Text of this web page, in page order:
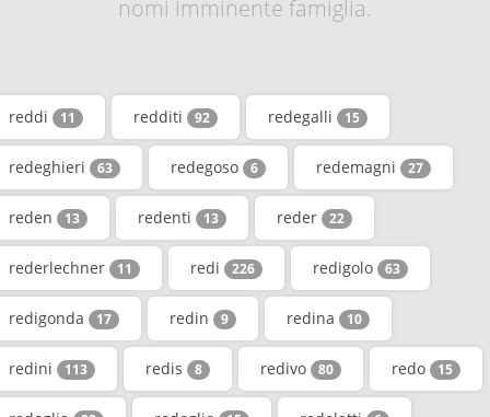
nomi imminente famiglia.
reddi 11 redditi 92 redegalli 15
redeghieri 63 redegoso 6 redemagni 27
reden 13 redenti 13 reder 22
rederlechner 11 redi 226 redigolo 63
redigonda 17 redin 9 redina 10
redini 113 redis 8 redivo 80 redo 15